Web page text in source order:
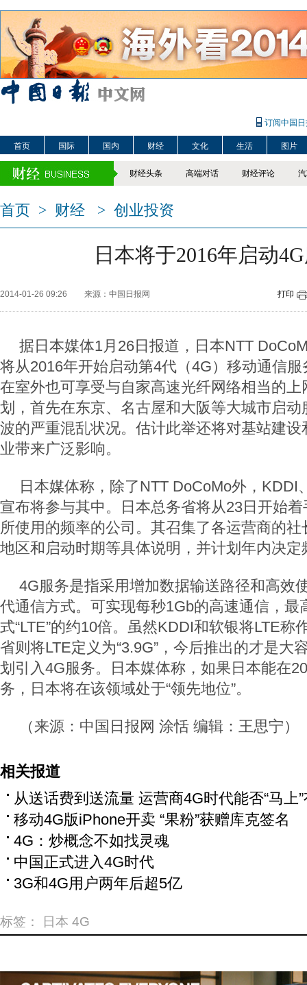
订阅中国
首页 国际 国内 财经 文化 生活 图片
财经头条 高端对话 财经评论
首页 > 财经 > 创业投资
日本将于2016年启动
2014-01-26 09:26 来源：中国日报网 打印
据日本媒体1月26日报道，日本NTT
将从2016年开始启动第4代（4G）移动通信
在室外也可享受与自家高速光纤网络相当的
划，首先在东京、名古屋和大阪等大城市启
波的严重混乱状况。估计此举还将对基站建
业带来广泛影响。
日本媒体称，除了NTT DoCoMo外，KDDI
宣布将参与其中。日本总务省将从23日开始
所使用的频率的公司。其召集了各运营商的
地区和启动时期等具体说明，并计划年内决定
4G服务是指采用增加数据输送路径和高效
代通信方式。可实现每秒1Gb的高速通信，最
式“LTE”的约10倍。虽然KDDI和软银将LTE称
省则将LTE定义为“3.9G”，今后推出的才是大
划引入4G服务。日本媒体称，如果日本能在
务，日本将在该领域处于“领先地位”。
（来源：中国日报网 涂恬 编辑：王思宁）
相关报道
从送话费到送流量 运营商4G时代能否“马上
移动4G版iPhone开卖 “果粉”获赠库克签名
4G：炒概念不如找灵魂
中国正式进入4G时代
3G和4G用户两年后超5亿
标签： 日本 4G